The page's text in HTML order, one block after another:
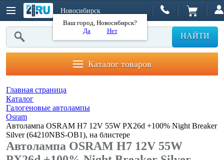
Новосибирск
Ваш город, Новосибирск?
Да
Нет
НАЙТИ
Каталог товаров
Главная страница
Каталог
Галогеновые автолампы
Osram
Автолампа OSRAM H7 12V 55W PX26d +100% Night Breaker
Silver (64210NBS-OB1), на блистере
Автолампа OSRAM H7 12V 55W